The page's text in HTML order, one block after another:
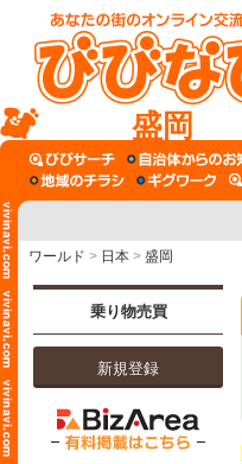
盛岡
ワールド > 日本 > 盛岡
乗り物売買
新規登録